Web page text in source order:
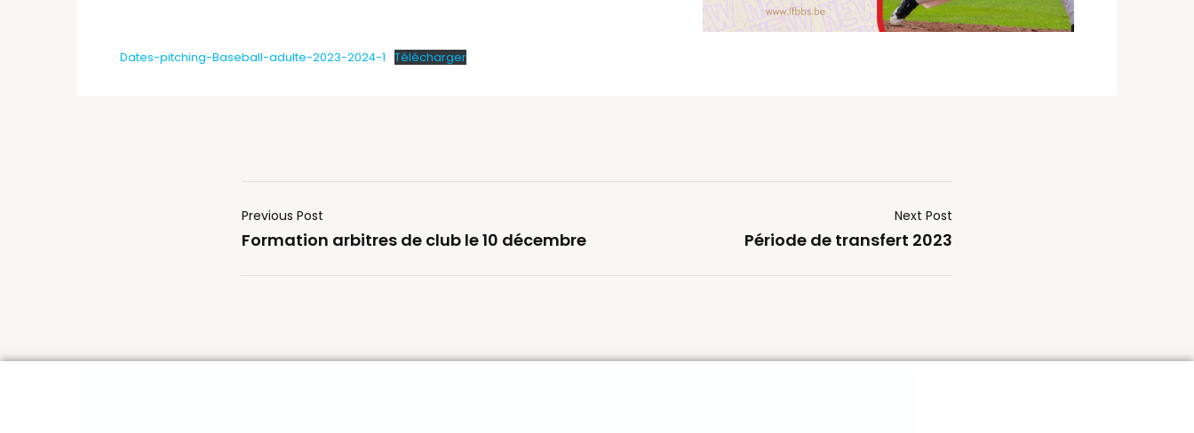
Dates-pitching-Baseball-adulte-2023-2024-1 Télécharger
Previous Post
Formation arbitres de club le 10 décembre
Next Post
Période de transfert 2023